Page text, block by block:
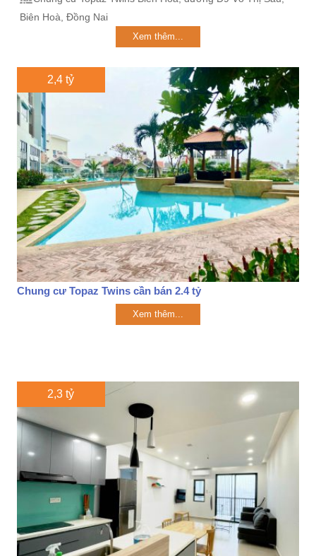
Biên Hoà, Đồng Nai
Xem thêm...
2,4 tỷ
Chung cư Topaz Twins cần bán 2.4 tỷ
Xem thêm...
2,3 tỷ